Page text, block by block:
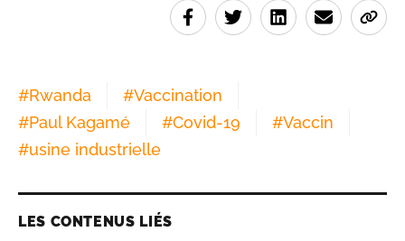
#Rwanda #Vaccination
#Paul Kagamé #Covid-19 #Vaccin
#usine industrielle
LES CONTENUS LIÉS